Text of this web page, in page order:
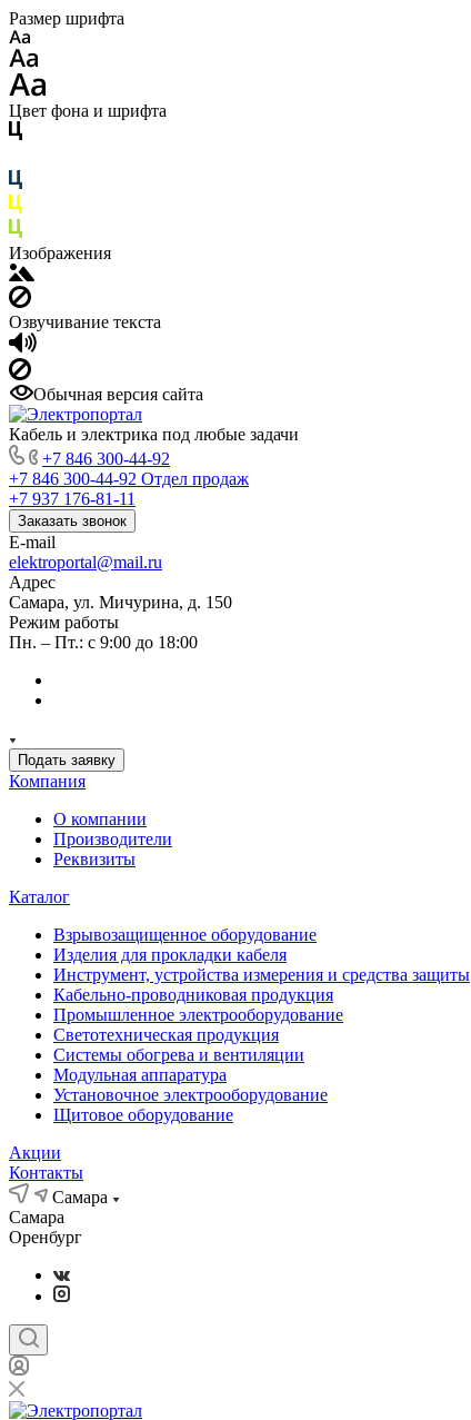
Размер шрифта
Цвет фона и шрифта
Изображения
Озвучивание текста
Обычная версия сайта
Кабель и электрика под любые задачи
+7 846 300-44-92
+7 846 300-44-92 Отдел продаж
+7 937 176-81-11
Заказать звонок
E-mail
elektroportal@mail.ru
Адрес
Самара, ул. Мичурина, д. 150
Режим работы
Пн. – Пт.: с 9:00 до 18:00
Подать заявку
Компания
О компании
Производители
Реквизиты
Каталог
Взрывозащищенное оборудование
Изделия для прокладки кабеля
Инструмент, устройства измерения и средства защиты
Кабельно-проводниковая продукция
Промышленное электрооборудование
Светотехническая продукция
Системы обогрева и вентиляции
Модульная аппаратура
Установочное электрооборудование
Щитовое оборудование
Акции
Контакты
Самара
Самара
Оренбург